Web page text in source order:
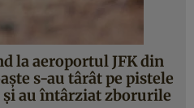
la aeroportul JFK din
s-au târât pe pistele
şi au întârziat zborurile